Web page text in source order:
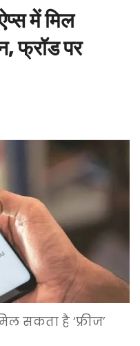
में मिल
फ्रॉड पर
सकता है ‘फ्रीज’